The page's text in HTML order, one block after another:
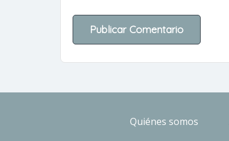
Quiénes somos